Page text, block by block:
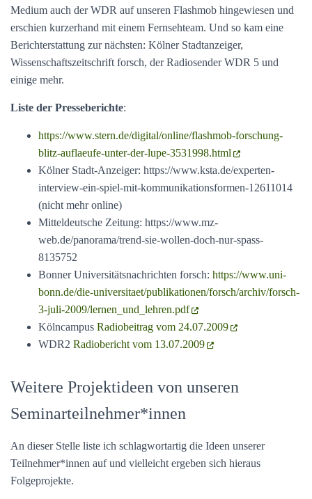
Medium auch der WDR auf unseren Flashmob hingewiesen und
erschien kurzerhand mit einem Fernsehteam. Und so kam eine
Berichterstattung zur nächsten: Kölner Stadtanzeiger,
Wissenschaftszeitschrift forsch, der Radiosender WDR 5 und
einige mehr.
Liste der Presseberichte:
https://www.stern.de/digital/online/flashmob-forschung-
blitz-auflaeufe-unter-der-lupe-3531998.html
Kölner Stadt-Anzeiger: https://www.ksta.de/experten-
interview-ein-spiel-mit-kommunikationsformen-12611014
(nicht mehr online)
Mitteldeutsche Zeitung: https://www.mz-
web.de/panorama/trend-sie-wollen-doch-nur-spass-
8135752
Bonner Universitätsnachrichten forsch: https://www.uni-
bonn.de/die-universitaet/publikationen/forsch/archiv/forsch-
3-juli-2009/lernen_und_lehren.pdf
Kölncampus Radiobeitrag vom 24.07.2009
WDR2 Radiobericht vom 13.07.2009
Weitere Projektideen von unseren
Seminarteilnehmer*innen
An dieser Stelle liste ich schlagwortartig die Ideen unserer
Teilnehmer*innen auf und vielleicht ergeben sich hieraus
Folgeprojekte.